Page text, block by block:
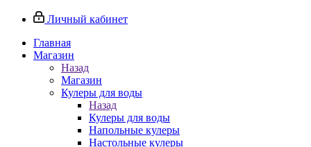
Личный кабинет
Главная
Магазин
Назад
Магазин
Кулеры для воды
Назад
Кулеры для воды
Напольные кулеры
Настольные кулеры